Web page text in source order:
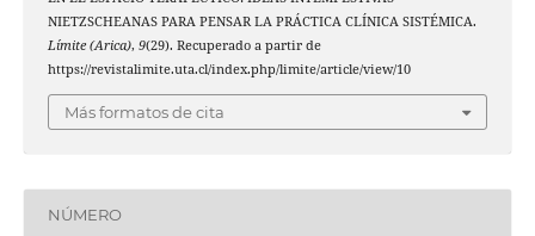
NIETZSCHEANAS PARA PENSAR LA PRÁCTICA CLÍNICA SISTÉMICA.
Límite (Arica), 9(29). Recuperado a partir de
https://revistalimite.uta.cl/index.php/limite/article/view/10
Más formatos de cita
NÚMERO